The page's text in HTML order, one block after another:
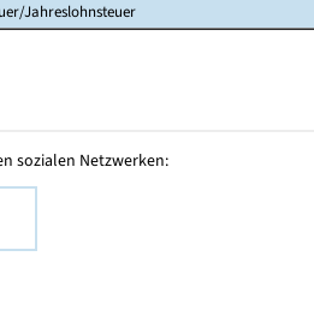
Jahreslohnsteuer
sozialen Netzwerken: